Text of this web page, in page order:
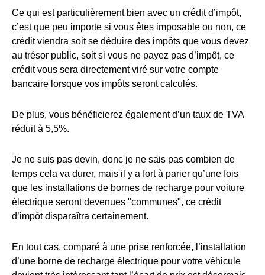
Ce qui est particulièrement bien avec un crédit d’impôt,
c’est que peu importe si vous êtes imposable ou non, ce
crédit viendra soit se déduire des impôts que vous devez
au trésor public, soit si vous ne payez pas d’impôt, ce
crédit vous sera directement viré sur votre compte
bancaire lorsque vos impôts seront calculés.
De plus, vous bénéficierez également d’un taux de TVA
réduit à 5,5%.
Je ne suis pas devin, donc je ne sais pas combien de
temps cela va durer, mais il y a fort à parier qu’une fois
que les installations de bornes de recharge pour voiture
électrique seront devenues "communes", ce crédit
d’impôt disparaîtra certainement.
En tout cas, comparé à une prise renforcée, l’installation
d’une borne de recharge électrique pour votre véhicule